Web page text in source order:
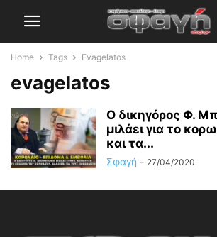
Home Tags Evagelatos
evagelatos
Ο δικηγόρος Φ.
μιλάει για το
και τα...
Σφαγή - 27/04/2020